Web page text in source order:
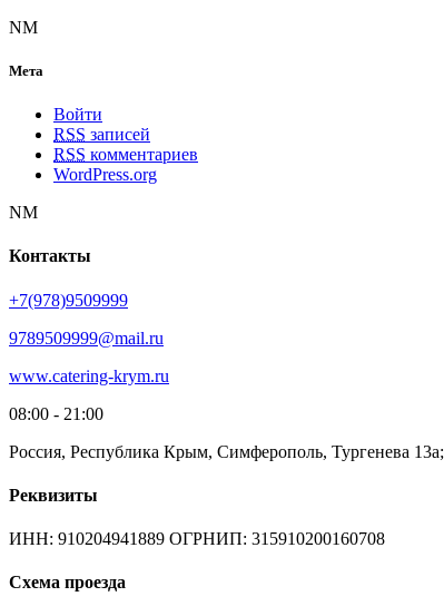
NM
Мета
Войти
RSS записей
RSS комментариев
WordPress.org
NM
Контакты
+7(978)9509999
9789509999@mail.ru
www.catering-krym.ru
08:00 - 21:00
Россия, Республика Крым, Симферополь, Тургенева 13а;
Реквизиты
ИНН: 910204941889 ОГРНИП: 315910200160708
Схема проезда